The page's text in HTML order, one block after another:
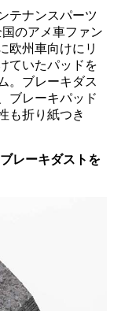
テナンスパーツ
のアメ車ファン
欧州車向けにリ
ていたパッドを
。ブレーキダス
ブレーキパッド
も折り紙つき
レーキダストを